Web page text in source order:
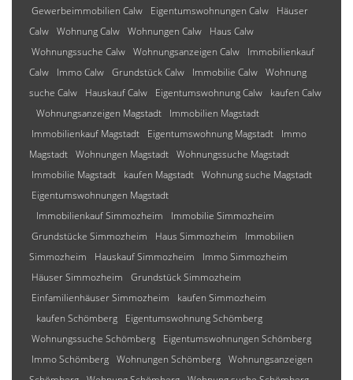
Gewerbeimmobilien Calw
Eigentumswohnungen Calw
Häuser
Calw Wohnung Calw Wohnungen Calw
Haus Calw
Wohnungssuche Calw Wohnungsanzeigen Calw
Immobilienkauf
Calw
Immo Calw Grundstück Calw Immobilie Calw Wohnung
suche Calw
Hauskauf Calw Eigentumswohnung Calw
kaufen Calw
Wohnungsanzeigen Magstadt
Immobilien Magstadt
Immobilienkauf Magstadt
Eigentumswohnung Magstadt
Immo
Magstadt Wohnungen Magstadt Wohnungssuche Magstadt
Immobilie Magstadt
kaufen Magstadt Wohnung suche Magstadt
Eigentumswohnungen Magstadt
Immobilienkauf Simmozheim
Immobilie Simmozheim
Grundstücke Simmozheim
Haus Simmozheim
Immobilien
Simmozheim
Hauskauf Simmozheim
Immo Simmozheim
Häuser Simmozheim
Grundstück Simmozheim
Einfamilienhäuser Simmozheim
kaufen Simmozheim
kaufen Schömberg
Eigentumswohnung Schömberg
Wohnungssuche Schömberg
Eigentumswohnungen Schömberg
Immo Schömberg Wohnungen Schömberg Wohnungsanzeigen